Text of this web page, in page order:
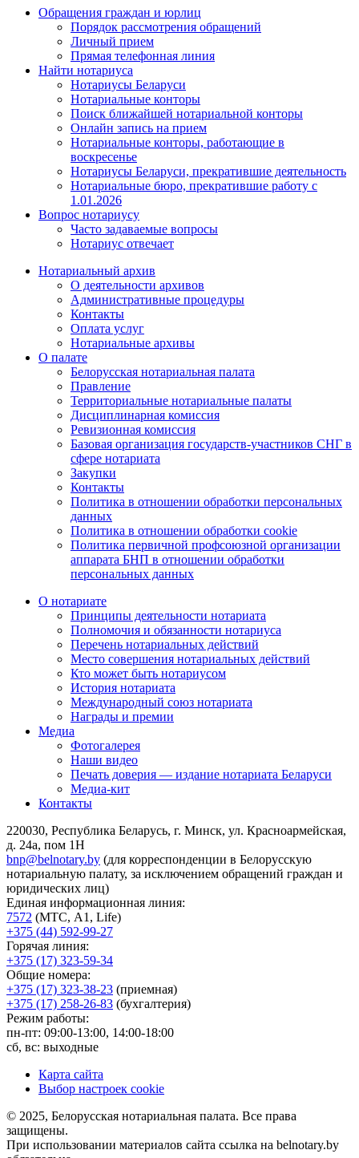
Обращения граждан и юрлиц
Порядок рассмотрения обращений
Личный прием
Прямая телефонная линия
Найти нотариуса
Нотариусы Беларуси
Нотариальные конторы
Поиск ближайшей нотариальной конторы
Онлайн запись на прием
Нотариальные конторы, работающие в
воскресенье
Нотариусы Беларуси, прекратившие деятельность
Нотариальные бюро, прекратившие работу с
1.01.2026
Вопрос нотариусу
Часто задаваемые вопросы
Нотариус отвечает
Нотариальный архив
О деятельности архивов
Административные процедуры
Контакты
Оплата услуг
Нотариальные архивы
О палате
Белорусская нотариальная палата
Правление
Территориальные нотариальные палаты
Дисциплинарная комиссия
Ревизионная комиссия
Базовая организация государств-участников СНГ в
сфере нотариата
Закупки
Контакты
Политика в отношении обработки персональных
данных
Политика в отношении обработки cookie
Политика первичной профсоюзной организации
аппарата БНП в отношении обработки
персональных данных
О нотариате
Принципы деятельности нотариата
Полномочия и обязанности нотариуса
Перечень нотариальных действий
Место совершения нотариальных действий
Кто может быть нотариусом
История нотариата
Международный союз нотариата
Награды и премии
Медиа
Фотогалерея
Наши видео
Печать доверия — издание нотариата Беларуси
Медиа-кит
Контакты
220030, Республика Беларусь, г. Минск, ул. Красноармейская,
д. 24а, пом 1Н
bnp@belnotary.by (для корреспонденции в Белорусскую
нотариальную палату, за исключением обращений граждан и
юридических лиц)
Единая информационная линия:
7572 (МТС, A1, Life)
+375 (44) 592-99-27
Горячая линия:
+375 (17) 323-59-34
Общие номера:
+375 (17) 323-38-23 (приемная)
+375 (17) 258-26-83 (бухгалтерия)
Режим работы:
пн-пт: 09:00-13:00, 14:00-18:00
сб, вс: выходные
Карта сайта
Выбор настроек cookie
© 2025, Белорусская нотариальная палата. Все права
защищены.
При использовании материалов сайта ссылка на belnotary.by